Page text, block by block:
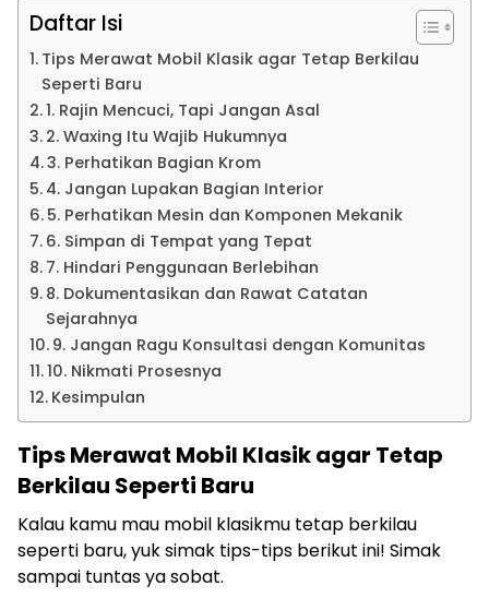
Daftar Isi
Tips Merawat Mobil Klasik agar Tetap Berkilau
Seperti Baru
1. Rajin Mencuci, Tapi Jangan Asal
2. Waxing Itu Wajib Hukumnya
3. Perhatikan Bagian Krom
4. Jangan Lupakan Bagian Interior
5. Perhatikan Mesin dan Komponen Mekanik
6. Simpan di Tempat yang Tepat
7. Hindari Penggunaan Berlebihan
8. Dokumentasikan dan Rawat Catatan
Sejarahnya
9. Jangan Ragu Konsultasi dengan Komunitas
10. Nikmati Prosesnya
Kesimpulan
Tips Merawat Mobil Klasik agar Tetap
Berkilau Seperti Baru
Kalau kamu mau mobil klasikmu tetap berkilau
seperti baru, yuk simak tips-tips berikut ini! Simak
sampai tuntas ya sobat.